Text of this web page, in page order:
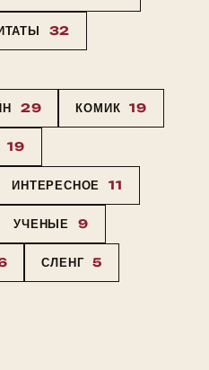
32
29 КОМИК 19
19
ИНТЕРЕСНОЕ 11
УЧЕНЫЕ 9
СЛЕНГ 5